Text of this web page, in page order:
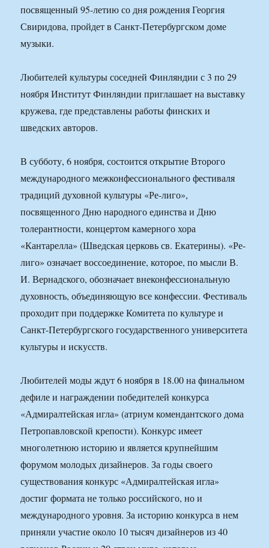
посвященный 95-летию со дня рождения Георгия
Свиридова, пройдет в Санкт-Петербургском доме
музыки.
Любителей культуры соседней Финляндии с 3 по 29
ноября Институт Финляндии приглашает на выставку
кружева, где представлены работы финских и
шведских авторов.
В субботу, 6 ноября, состоится открытие Второго
международного межконфессионального фестиваля
традиций духовной культуры «Ре-лиго»,
посвященного Дню народного единства и Дню
толерантности, концертом камерного хора
«Кантарелла» (Шведская церковь св. Екатерины). «Ре-
лиго» означает воссоединение, которое, по мысли В.
И. Вернадского, обозначает внеконфессиональную
духовность, объединяющую все конфессии. Фестиваль
проходит при поддержке Комитета по культуре и
Санкт-Петербургского государственного университета
культуры и искусств.
Любителей моды ждут 6 ноября в 18.00 на финальном
дефиле и награждении победителей конкурса
«Адмиралтейская игла» (атриум комендантского дома
Петропавловской крепости). Конкурс имеет
многолетнюю историю и является крупнейшим
форумом молодых дизайнеров. За годы своего
существования конкурс «Адмиралтейская игла»
достиг формата не только российского, но и
международного уровня. За историю конкурса в нем
приняли участие около 10 тысяч дизайнеров из 40